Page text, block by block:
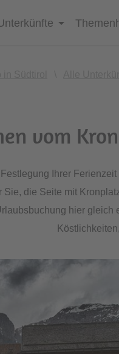
vom
Ihrer
Sie, die Seite mit
hier gleich